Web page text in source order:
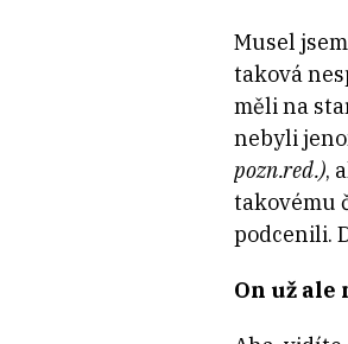
Musel
taková
měli na
nebyli
pozn.red.),
takovému
podcenili.
On už